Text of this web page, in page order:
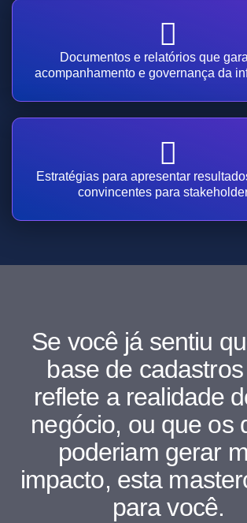
Documentos e relatórios que
acompanhamento e governança da
Estratégias para apresentar
convincentes para
Se você já sentiu
base de
reflete a realidade
negócio, ou que os
poderiam gerar
impacto, esta
para você.